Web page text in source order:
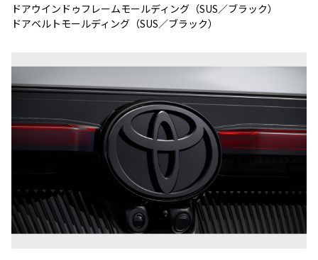
ドアウインドゥフレームモールディング（SUS／ブラック）
ドアベルトモールディング（SUS／ブラック）